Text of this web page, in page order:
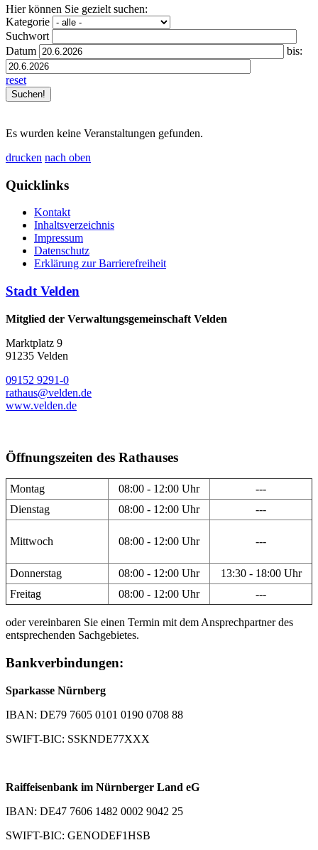
Hier können Sie gezielt suchen:
Kategorie
Suchwort
Datum
bis:
reset
Es wurden keine Veranstaltungen gefunden.
drucken nach oben
Quicklinks
Kontakt
Inhaltsverzeichnis
Impressum
Datenschutz
Erklärung zur Barrierefreiheit
Stadt Velden
Mitglied der Verwaltungsgemeinschaft Velden
Marktplatz 9
91235 Velden
09152 9291-0
rathaus@velden.de
www.velden.de
Öffnungszeiten des Rathauses
Montag 08:00 - 12:00 Uhr
---
Dienstag
08:00 - 12:00 Uhr ---
Mittwoch 08:00 - 12:00 Uhr ---
Donnerstag 08:00 - 12:00 Uhr
13:30 - 18:00 Uhr
Freitag
08:00 - 12:00 Uhr ---
oder vereinbaren Sie einen Termin mit dem Ansprechpartner des
entsprechenden Sachgebietes.
Bankverbindungen:
Sparkasse Nürnberg
IBAN: DE79 7605 0101 0190 0708 88
SWIFT-BIC: SSKNDE77XXX
Raiffeisenbank im Nürnberger Land eG
IBAN: DE47 7606 1482 0002 9042 25
SWIFT-BIC: GENODEF1HSB